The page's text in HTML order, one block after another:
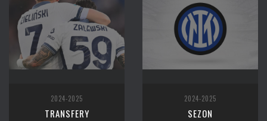
2024-2025
TRANSFERY
2024-2025
SEZON